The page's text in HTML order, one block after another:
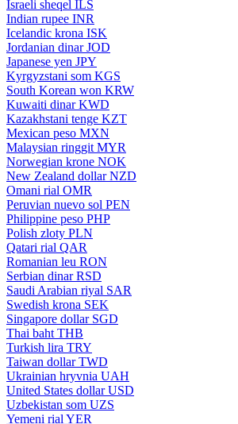
Israeli sheqel ILS
Indian rupee INR
Icelandic krona ISK
Jordanian dinar JOD
Japanese yen JPY
Kyrgyzstani som KGS
South Korean won KRW
Kuwaiti dinar KWD
Kazakhstani tenge KZT
Mexican peso MXN
Malaysian ringgit MYR
Norwegian krone NOK
New Zealand dollar NZD
Omani rial OMR
Peruvian nuevo sol PEN
Philippine peso PHP
Polish zloty PLN
Qatari rial QAR
Romanian leu RON
Serbian dinar RSD
Saudi Arabian riyal SAR
Swedish krona SEK
Singapore dollar SGD
Thai baht THB
Turkish lira TRY
Taiwan dollar TWD
Ukrainian hryvnia UAH
United States dollar USD
Uzbekistan som UZS
Yemeni rial YER